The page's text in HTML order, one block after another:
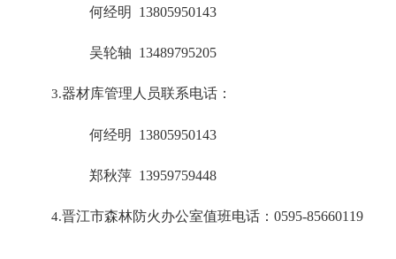
何经明 13805950143
吴轮轴 13489795205
3.器材库管理人员联系电话：
何经明 13805950143
郑秋萍 13959759448
4.晋江市森林防火办公室值班电话： 0595-85660119